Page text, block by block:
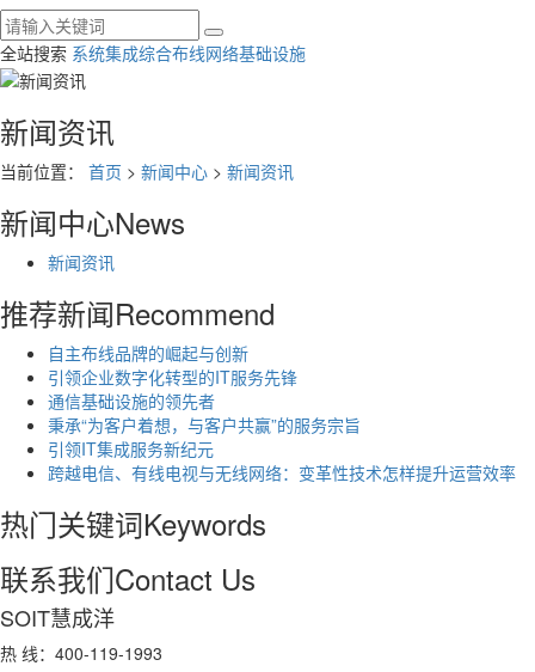
全站搜索 系统集成综合布线网络基础设施
新闻资讯
当前位置： 首页 > 新闻中心 > 新闻资讯
新闻中心News
新闻资讯
推荐新闻Recommend
自主布线品牌的崛起与创新
引领企业数字化转型的IT服务先锋
通信基础设施的领先者
秉承“为客户着想，与客户共赢”的服务宗旨
引领IT集成服务新纪元
跨越电信、有线电视与无线网络：变革性技术怎样提升运营效率
热门关键词Keywords
联系我们Contact Us
SOIT慧成洋
热 线：400-119-1993